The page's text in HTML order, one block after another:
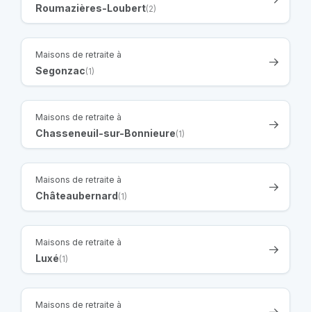
Roumazières-Loubert(2)
Maisons de retraite à
Segonzac(1)
Maisons de retraite à
Chasseneuil-sur-Bonnieure(1)
Maisons de retraite à
Châteaubernard(1)
Maisons de retraite à
Luxé(1)
Maisons de retraite à